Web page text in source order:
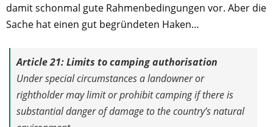
damit schonmal gute Rahmenbedingungen vor. Aber die
Sache hat einen gut begründeten Haken…
Article 21:Limits to camping authorisation
Under special circumstances a landowner or
rightholder may limit or prohibit camping if there is
substantial danger of damage to the country’s natural